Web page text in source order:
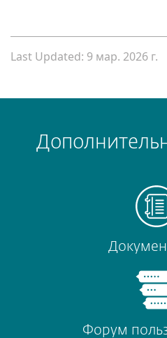
Last Updated: 9 мар. 2026 г.
Форум